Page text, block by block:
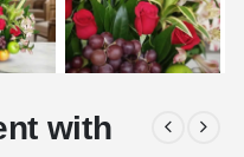
with